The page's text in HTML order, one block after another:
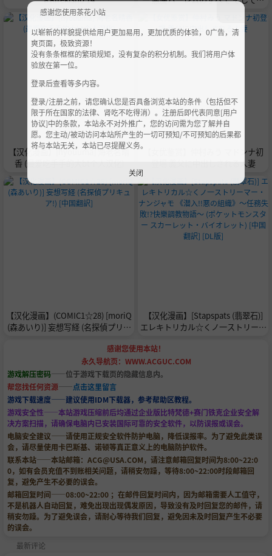
の後の物語 第8话 路西法 (悪魔ハー
レムのすべて そしてその後の物語)
[中国翻訳]
【汉化漫画】[hyouuma] 海老名晴
香 (最爱吃手手的大bt个人汉化)
【女优鉴赏】仲村みう マドンナ初
登場 義父に中出しされる人妻
【汉化漫画】(COMIC1☆28) [moriQ
(森あいり)] 妄想写経 (名探偵プリキ
【汉化漫画】[Stapspats (翡翠石)]
エレキトリカル☆くノ一ストリーマ
～任務失敗!?快樂調教物語～ (ポケ
ットモンスター スカーレット・バ
イオレット) [中国翻訳] [DL版]
感谢您使用本站！
永久导航页：WWW.ACGUC.COM
游戏解压密码——位于游戏下载页的隐藏信息内。
帮您找任何资源——点击这里留言
游戏下载速度——建议使用IDM下载器，参考帮助区教程。
游戏安全性——本站游戏压缩前后均通过企业版比特梵德+赛门铁克企业安全解
决方案扫描，请确保电脑内已安装国际可靠的安全软件，以防误报或误会。
电脑安全建议——请使用正规安全软件防护电脑，降低误报率。为了避免此类误
会，请尽量使用卡巴斯基、诺顿等真正意义上的电脑防护软件。
联系本站——本站邮箱： ACG@USA.COM，请注意邮箱回复时间为8:00~22:0
0，如有会员充值不到账相关问题，请稍安勿躁，等待8:00~22:00时段邮箱回
复，避免产生不必要的误会。
邮箱回复时间——08:00~22:00 ；在邮件回复时间内，因为邮箱需要人工值守，
不是机器人自动回复，难免出现出现偶发原因，导致没有及时回复您的邮件，请
稍安勿躁。为了避免误会，请耐心等待我们回复，避免因未及时回复产生不必要
的误会。
最新评论
感谢您使用茶花小站
以崭新的样貌提供给用户更加易用，更加优质的体验，0广告，清
爽页面，极致资源！
没有条条框框的繁琐规矩，没有复杂的积分机制。我们将用户体
验放在第一位。
登录后查看等多内容。
登录/注册之前，请您确认您是否具备浏览本站的条件（包括但不
限于所在国家的法律、肾吃不吃得消）。注册后即代表同意[用户
协议]中的条款，本站永不对外推广，您的访问需为您了解并自
愿。您主动/被动访问本站所产生的一切可预知/不可预知的后果都
将与本站无关，本站已尽提醒义务。
关闭